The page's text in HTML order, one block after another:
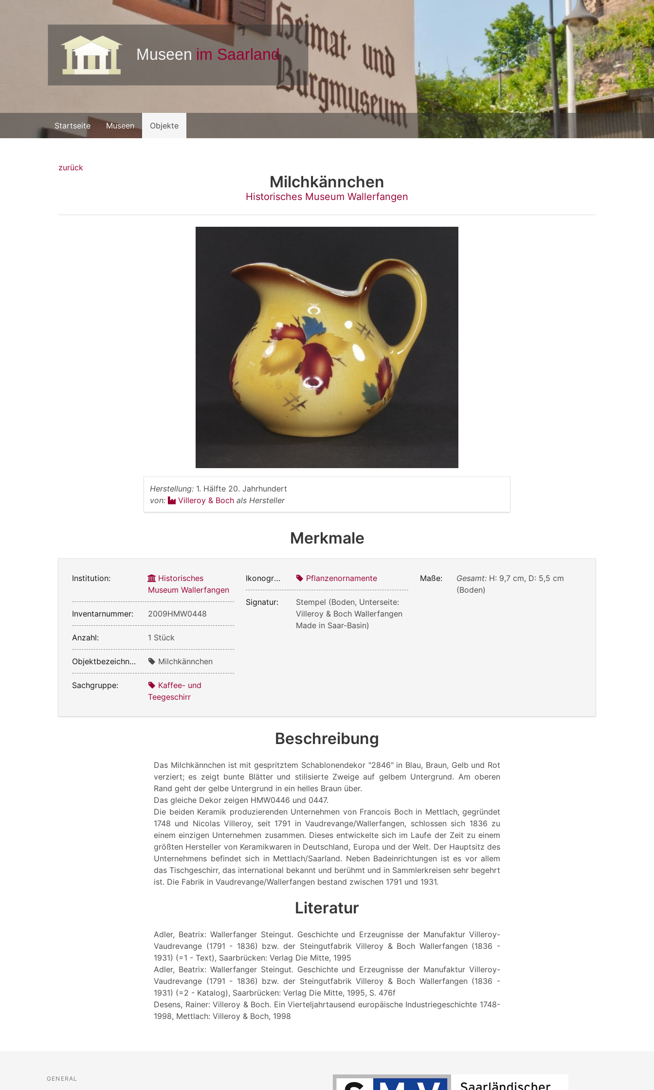
Startseite Museen Objekte
zurück
Milchkännchen
Historisches Museum Wallerfangen
Herstellung: 1. Hälfte 20. Jahrhundert
von:
Villeroy & Boch als Hersteller
Merkmale
Institution:
Historisches
Museum Wallerfangen
Inventarnummer: 2009HMW0448
Anzahl: 1 Stück
Objektbezeichnung: Milchkännchen
Sachgruppe:
Kaffee- und
Teegeschirr
Ikonografie: Pflanzenornamente
Signatur:
Stempel (Boden, Unterseite:
Villeroy & Boch Wallerfangen
Made in Saar-Basin)
Maße: Gesamt: H: 9,7 cm, D: 5,5 cm
(Boden)
Beschreibung
Das Milchkännchen ist mit gespritztem Schablonendekor "2846" in Blau, Braun, Gelb und Rot
verziert; es zeigt bunte Blätter und stilisierte Zweige auf gelbem Untergrund. Am oberen
Rand geht der gelbe Untergrund in ein helles Braun über.
Das gleiche Dekor zeigen HMW0446 und 0447.
Die beiden Keramik produzierenden Unternehmen von Francois Boch in Mettlach, gegründet
1748 und Nicolas Villeroy, seit 1791 in Vaudrevange/Wallerfangen, schlossen sich 1836 zu
einem einzigen Unternehmen zusammen. Dieses entwickelte sich im Laufe der Zeit zu einem
größten Hersteller von Keramikwaren in Deutschland, Europa und der Welt. Der Hauptsitz des
Unternehmens befindet sich in Mettlach/Saarland. Neben Badeinrichtungen ist es vor allem
das Tischgeschirr, das international bekannt und berühmt und in Sammlerkreisen sehr begehrt
ist. Die Fabrik in Vaudrevange/Wallerfangen bestand zwischen 1791 und 1931.
Literatur
Adler, Beatrix: Wallerfanger Steingut. Geschichte und Erzeugnisse der Manufaktur Villeroy-
Vaudrevange (1791 - 1836) bzw. der Steingutfabrik Villeroy & Boch Wallerfangen (1836 -
1931) (=1 - Text), Saarbrücken: Verlag Die Mitte, 1995
Adler, Beatrix: Wallerfanger Steingut. Geschichte und Erzeugnisse der Manufaktur Villeroy-
Vaudrevange (1791 - 1836) bzw. der Steingutfabrik Villeroy & Boch Wallerfangen (1836 -
1931) (=2 - Katalog), Saarbrücken: Verlag Die Mitte, 1995, S. 476f
Desens, Rainer: Villeroy & Boch. Ein Vierteljahrtausend europäische Industriegeschichte 1748-
1998, Mettlach: Villeroy & Boch, 1998
GENERAL